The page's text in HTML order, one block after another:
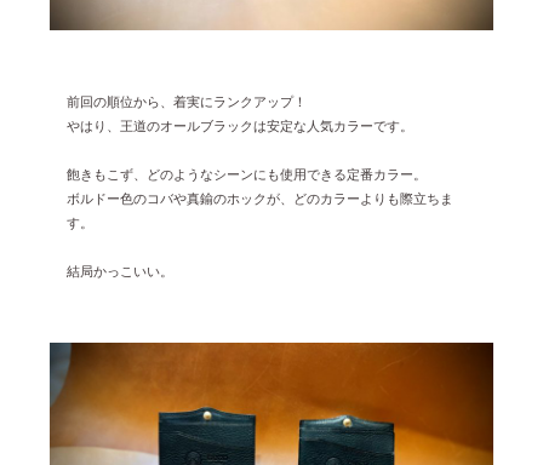
前回の順位から、着実にランクアップ！
やはり、王道のオールブラックは安定な人気カラーです。
飽きもこず、どのようなシーンにも使用できる定番カラー。
ボルドー色のコバや真鍮のホックが、どのカラーよりも際立ちま
す。
結局かっこいい。